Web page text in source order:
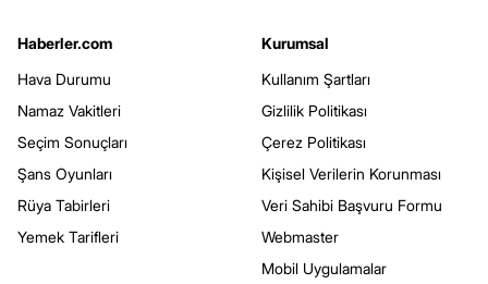
Haberler.com
Hava Durumu
Namaz Vakitleri
Seçim Sonuçları
Şans Oyunları
Rüya Tabirleri
Yemek Tarifleri
Kurumsal
Kullanım Şartları
Gizlilik Politikası
Çerez Politikası
Kişisel Verilerin Korunması
Veri Sahibi Başvuru Formu
Webmaster
Mobil Uygulamalar